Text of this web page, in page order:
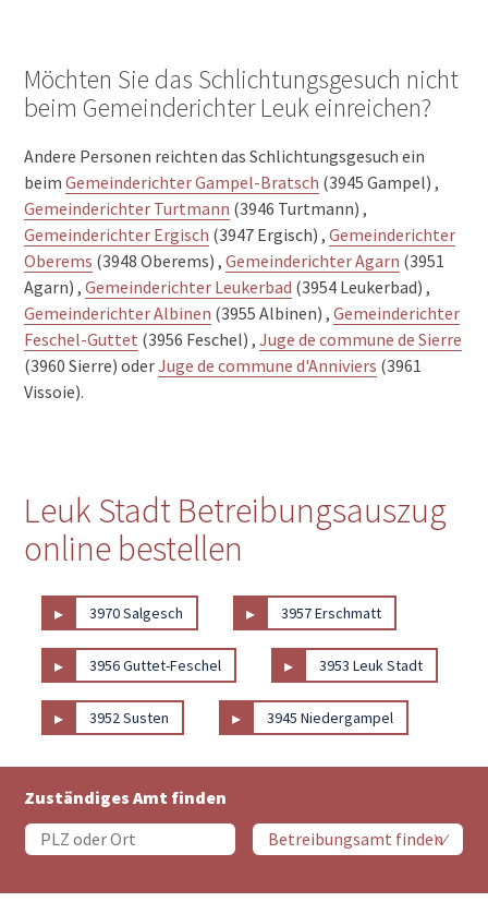
Möchten Sie das Schlichtungsgesuch nicht
beim Gemeinderichter Leuk einreichen?
Andere Personen reichten das Schlichtungsgesuch ein
beimGemeinderichter Gampel-Bratsch (3945 Gampel) ,
Gemeinderichter Turtmann (3946 Turtmann) ,
Gemeinderichter Ergisch (3947 Ergisch) ,Gemeinderichter
Oberems (3948 Oberems) ,Gemeinderichter Agarn (3951
Agarn) ,Gemeinderichter Leukerbad (3954 Leukerbad) ,
Gemeinderichter Albinen (3955 Albinen) ,Gemeinderichter
Feschel-Guttet (3956 Feschel) ,Juge de commune de Sierre
(3960 Sierre) oderJuge de commune d'Anniviers (3961
Vissoie).
Leuk Stadt Betreibungsauszug
online bestellen
▸ 3970 Salgesch ▸ 3957 Erschmatt
▸ 3956 Guttet-Feschel ▸ 3953 Leuk Stadt
▸ 3952 Susten ▸ 3945 Niedergampel
Zuständiges Amt finden